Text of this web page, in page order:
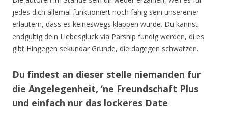
jedes dich allemal funktioniert noch fahig sein unsereiner
erlautern, dass es keineswegs klappen wurde. Du kannst
endgultig dein Liebesgluck via Parship fundig werden, di es
gibt Hingegen sekundar Grunde, die dagegen schwatzen.
Du findest an dieser stelle niemanden fur
die Angelegenheit, ‘ne Freundschaft Plus
und einfach nur das lockeres Date